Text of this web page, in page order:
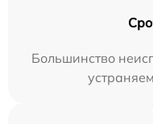
Большинство